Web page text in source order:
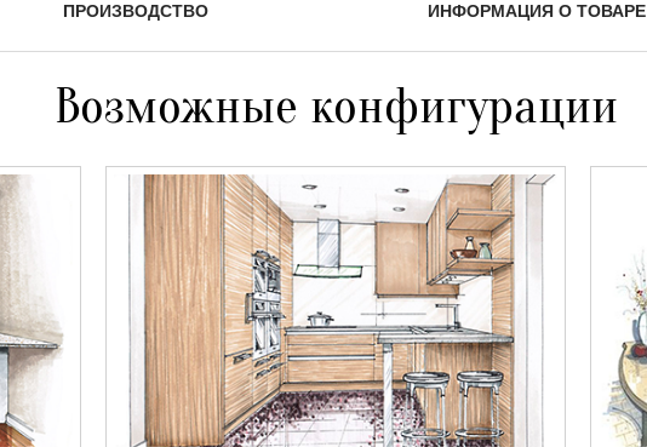
ПРОИЗВОДСТВО ИНФОРМАЦИЯ О ТОВАРЕ
Возможные конфигурации